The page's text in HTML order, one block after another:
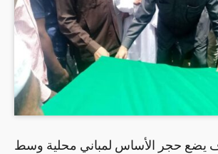
يضع حجر الأساس لمباني محلية وسط